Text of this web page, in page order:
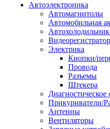
Автоэлектроника
Автомагнитолы
Автомобильная
Электрика
Кнопки/
Провода
Разъемы
Штекера
Диагностическое
Прикуриватели/
Антенны
Вентиляторы